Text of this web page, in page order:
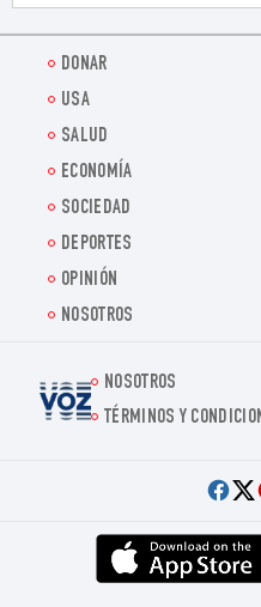
DONAR
USA
SALUD
ECONOMÍA
SOCIEDAD
DEPORTES
OPINIÓN
NOSOTROS
Voz.us
NOSOTROS
TÉRMINOS Y